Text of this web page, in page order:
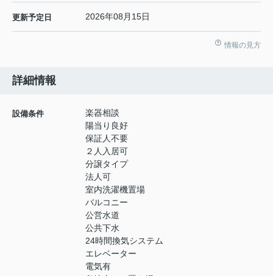
更新予定日 2026年08月15日
情報の見方
詳細情報
設備条件
楽器相談
陽当り良好
保証人不要
２人入居可
分譲タイプ
法人可
室内洗濯機置場
バルコニー
公営水道
公共下水
24時間換気システム
エレベーター
電気有